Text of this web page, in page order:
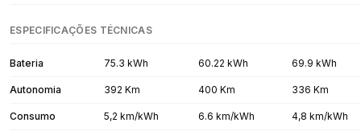
ESPECIFICAÇÕES TÉCNICAS
Bateria 75.3 kWh 60.22 kWh 69.9 kWh
Autonomia 392 Km 400 Km 336 Km
Consumo 5,2 km/kWh 6.6 km/kWh 4,8 km/kWh